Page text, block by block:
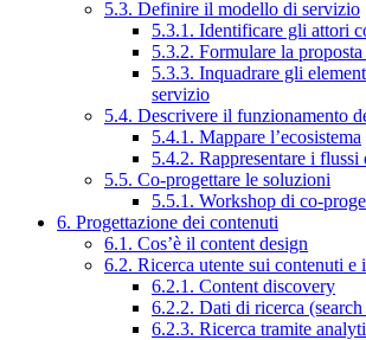
5.3. Definire il modello di servizio
5.3.1. Identificare gli attori
5.3.2. Formulare la
5.3.3. Inquadrare gli
servizio
5.4. Descrivere il funzionamento
5.4.1. Mappare l’ecosistema
5.4.2. Rappresentare i
5.5. Co-progettare le soluzioni
5.5.1. Workshop di co-
6. Progettazione dei contenuti
6.1. Cos’è il content design
6.2. Ricerca utente sui contenuti e
6.2.1. Content discovery
6.2.2. Dati di ricerca
6.2.3. Ricerca tramite